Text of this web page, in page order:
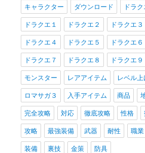
キャラクター ダウンロード ドラク
ドラクエ１ ドラクエ２ ドラクエ３
ドラクエ４ ドラクエ５ ドラクエ６
ドラクエ７ ドラクエ８ ドラクエ９
モンスター レアアイテム レベル上
ロマサガ３ 入手アイテム 商品
完全攻略 対応 徹底攻略 性格
攻略 最強装備 武器 耐性 職業
装備 裏技 金策 防具